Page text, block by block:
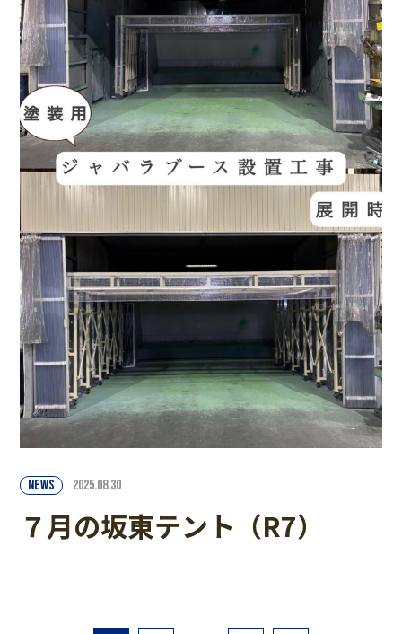
NEWS 2025.08.30
７月の坂東テント（R7）